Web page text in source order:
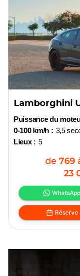
Lamborghini
Puissance du
0-100 km/h : 3,5
Lieux : 5
de 769
23
WhatsApp
Réserve